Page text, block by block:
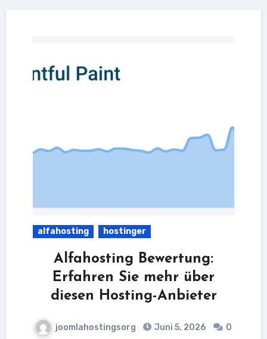
alfahosting hostinger
Alfahosting Bewertung:
Erfahren Sie mehr über
diesen Hosting-Anbieter
joomlahostingsorg Juni 5, 2026
0